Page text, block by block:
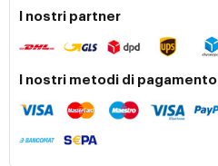
I nostri partner
I nostri metodi di pagamento